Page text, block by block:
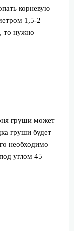
корневую
1,5-2
то нужно
груши может
груши будет
необходимо
углом 45